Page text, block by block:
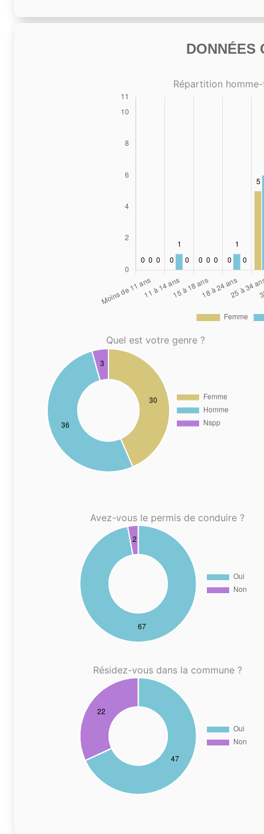
DONNÉES
Répartition
Quel est votre genre ?
Avez-vous le permis de conduire ?
Résidez-vous dans la commune ?